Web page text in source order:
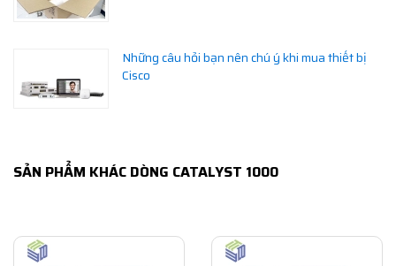
Những câu hỏi bạn nên chú ý khi mua thiết bị
Cisco
SẢN PHẨM KHÁC DÒNG CATALYST 1000